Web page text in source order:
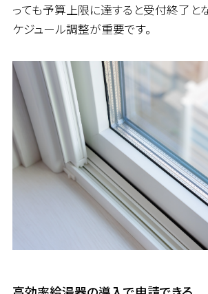
っても予算上限に達すると受付終了と
ケジュール調整が重要です。